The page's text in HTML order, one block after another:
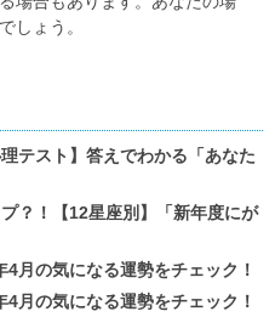
しょう。
テスト】答えでわかる「あなた
？！【12星座別】「新年度にが
月の気になる運勢をチェック！
月の気になる運勢をチェック！